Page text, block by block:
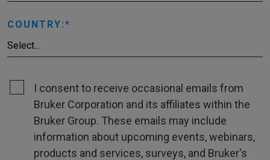
COUNTRY:
I consent to receive occasional emails from
Bruker Corporation and its affiliates within the
Bruker Group. These emails may include
information about upcoming events, webinars,
products and services, surveys, and Bruker's